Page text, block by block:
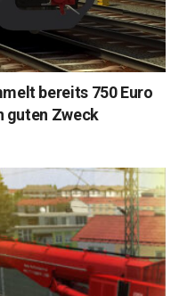
bereits 750 Euro
guten Zweck